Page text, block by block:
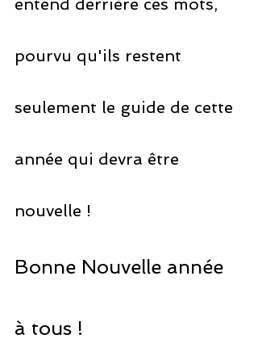
entend derrière ces mots,
pourvu qu'ils restent
seulement le guide de cette
année qui devra être
nouvelle !
Bonne Nouvelle année
à tous !